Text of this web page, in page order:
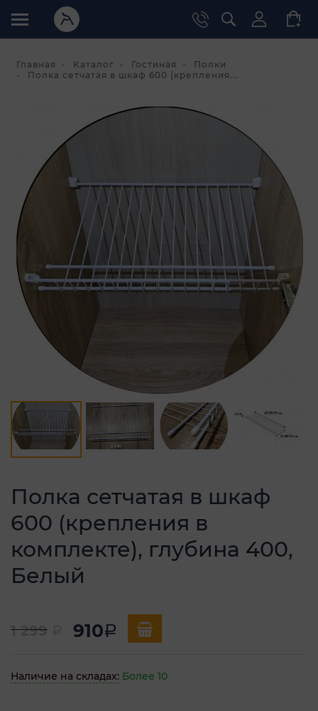
Главная Каталог Гостиная
Полки
Полка сетчатая в шкаф 600 (крепления...
Полка сетчатая в шкаф
600 (крепления в
комплекте), глубина 400,
Белый
1 299 910a
Наличие на складах: Более 10